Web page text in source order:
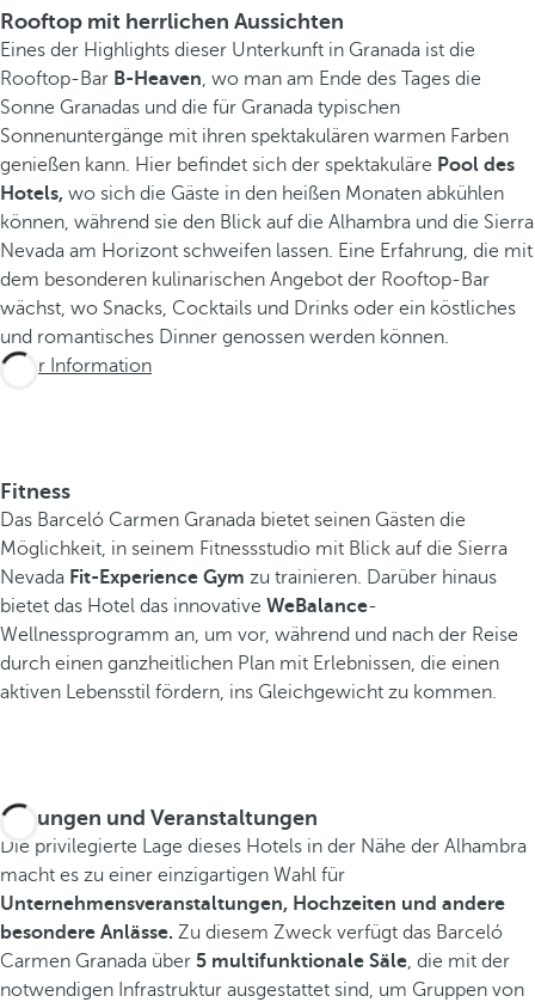
Rooftop mit herrlichen Aussichten
Eines der Highlights dieser Unterkunft in Granada ist die
Rooftop-Bar B-Heaven, wo man am Ende des Tages die
Sonne Granadas und die für Granada typischen
Sonnenuntergänge mit ihren spektakulären warmen Farben
genießen kann. Hier befindet sich der spektakuläre Pool des
Hotels, wo sich die Gäste in den heißen Monaten abkühlen
können, während sie den Blick auf die Alhambra und die Sierra
Nevada am Horizont schweifen lassen. Eine Erfahrung, die mit
dem besonderen kulinarischen Angebot der Rooftop-Bar
wächst, wo Snacks, Cocktails und Drinks oder ein köstliches
und romantisches Dinner genossen werden können.
Mehr Information
Fitness
Das Barceló Carmen Granada bietet seinen Gästen die
Möglichkeit, in seinem Fitnessstudio mit Blick auf die Sierra
Nevada Fit-Experience Gym zu trainieren. Darüber hinaus
bietet das Hotel das innovative WeBalance-
Wellnessprogramm an, um vor, während und nach der Reise
durch einen ganzheitlichen Plan mit Erlebnissen, die einen
aktiven Lebensstil fördern, ins Gleichgewicht zu kommen.
Tagungen und Veranstaltungen
Die privilegierte Lage dieses Hotels in der Nähe der Alhambra
macht es zu einer einzigartigen Wahl für
Unternehmensveranstaltungen, Hochzeiten und andere
besondere Anlässe. Zu diesem Zweck verfügt das Barceló
Carmen Granada über 5 multifunktionale Säle, die mit der
notwendigen Infrastruktur ausgestattet sind, um Gruppen von